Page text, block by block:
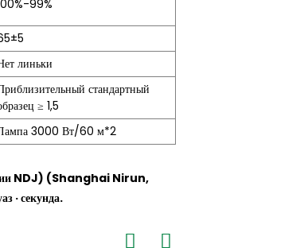
99%
линьки
стандартный
≥ 1,5
3000 Вт/60 м*2
NDJ) (Shanghai Nirun,
· секунда.